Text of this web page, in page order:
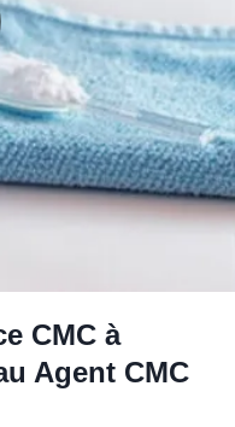
CMC à
Agent CMC